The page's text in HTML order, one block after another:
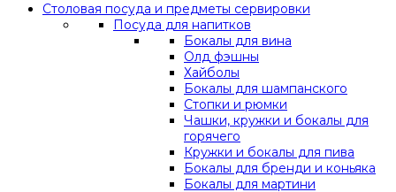
Столовая посуда и предметы сервировки
Посуда для напитков
Бокалы для вина
Олд фэшны
Хайболы
Бокалы для шампанского
Стопки и рюмки
Чашки, кружки и бокалы для
горячего
Кружки и бокалы для пива
Бокалы для бренди и коньяка
Бокалы для мартини